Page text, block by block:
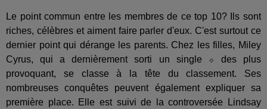
Le point commun entre les membres de ce top 10? Ils sont
riches, célèbres et aiment faire parler d'eux. C'est surtout ce
dernier point qui dérange les parents. Chez les filles, Miley
Cyrus, qui a dernièrement sorti un single ⬦ des plus
provoquant, se classe à la tête du classement. Ses
nombreuses conquêtes peuvent également expliquer sa
première place. Elle est suivi de la controversée Lindsay